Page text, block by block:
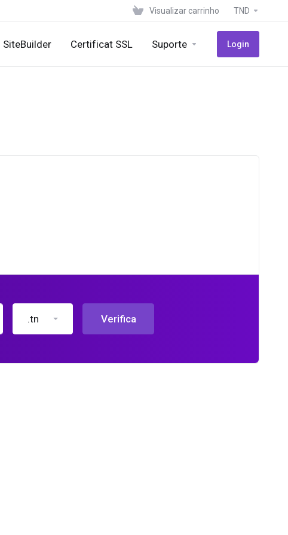
Visualizar carrinho TND
SiteBuilder Certificat SSL Suporte Login
.tn Verifica